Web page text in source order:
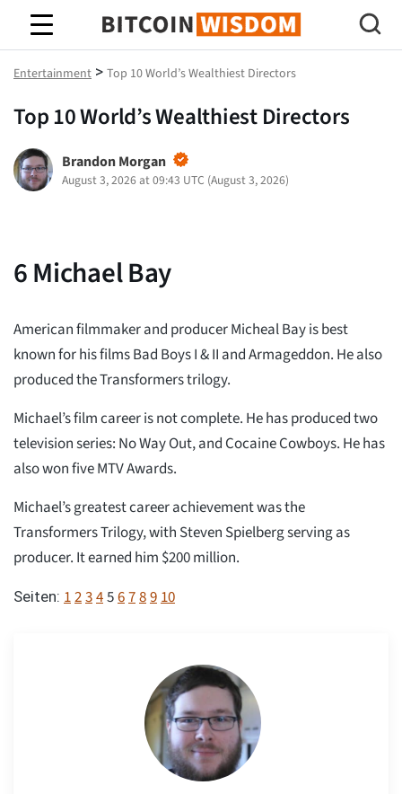
Bitcoin-Weisheit
Entertainment > Top 10 World’s Wealthiest Directors
Top 10 World’s Wealthiest Directors
Brandon Morgan
August 3, 2026 at 09:43 UTC (August 3, 2026)
6Michael Bay
American filmmaker and producer Micheal Bay is best
known for his films Bad Boys I & II and Armageddon. He also
produced the Transformers trilogy.
Michael’s film career is not complete. He has produced two
television series: No Way Out, and Cocaine Cowboys. He has
also won five MTV Awards.
Michael’s greatest career achievement was the
Transformers Trilogy, with Steven Spielberg serving as
producer. It earned him $200 million.
Seiten: 12345678910